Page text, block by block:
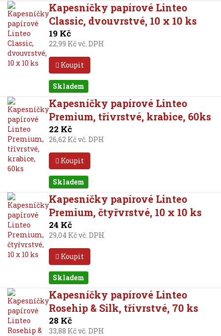
Kapesníčky papírové Linteo
Classic, dvouvrstvé, 10 x 10 ks
19 Kč
22,99 Kč vč. DPH
Koupit
Skladem
Kapesníčky papírové Linteo
Premium, třívrstvé, krabice, 60ks
22 Kč
26,62 Kč vč. DPH
Koupit
Skladem
Kapesníčky papírové Linteo
Premium, čtyřvrstvé, 10 x 10 ks
24 Kč
29,04 Kč vč. DPH
Koupit
Skladem
Kapesníčky papírové Linteo
Rosehip & Silk, třívrstvé, 70 ks
28 Kč
33,88 Kč vč. DPH